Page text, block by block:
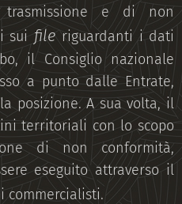
e di non
sui fileriguardanti i dati
il Consiglio nazionale
a punto dalle Entrate,
posizione. A sua volta, il
territoriali con lo scopo
di non conformità,
eseguito attraverso il
commercialisti.